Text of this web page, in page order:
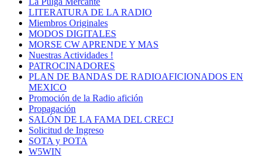
LITERATURA DE LA RADIO
Miembros Originales
MODOS DIGITALES
MORSE CW APRENDE Y MAS
Nuestras Actividades !
PATROCINADORES
PLAN DE BANDAS DE RADIOAFICIONADOS EN
MEXICO
Promoción de la Radio afición
Propagación
SALÓN DE LA FAMA DEL CRECJ
Solicitud de Ingreso
SOTA y POTA
W5WIN